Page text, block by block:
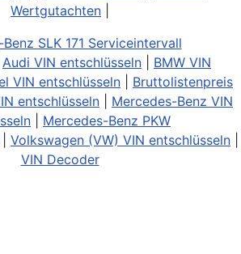
Wertgutachten
SLK 171 Serviceintervall
Audi VIN entschlüsseln
BMW VIN
VIN entschlüsseln
Bruttolistenpreis
entschlüsseln
Mercedes-Benz VIN
Mercedes-Benz PKW
Volkswagen (VW) VIN entschlüsseln
VIN Decoder